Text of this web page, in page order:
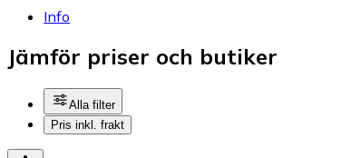
Info
Jämför priser och butiker
Alla filter
Pris inkl. frakt